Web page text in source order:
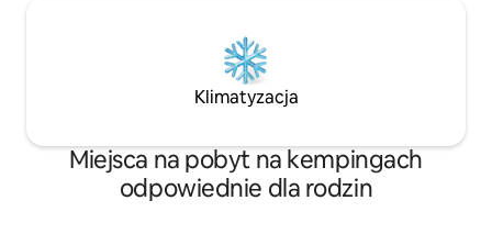
Klimatyzacja
Miejsca na pobyt na kempingach
odpowiednie dla rodzin